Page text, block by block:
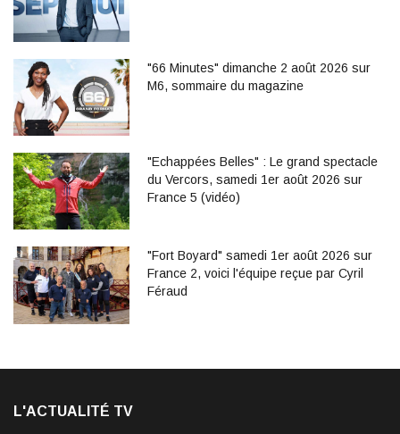
"66 Minutes" dimanche 2 août 2026 sur
M6, sommaire du magazine
"Echappées Belles" : Le grand spectacle
du Vercors, samedi 1er août 2026 sur
France 5 (vidéo)
"Fort Boyard" samedi 1er août 2026 sur
France 2, voici l'équipe reçue par Cyril
Féraud
L'ACTUALITÉ TV